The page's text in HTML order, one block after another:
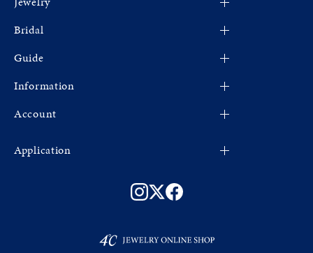
4℃
CANAL 4℃
EAU DOUCE４℃
cofl by 4℃
Bridal
婚約指輪
結婚指輪
すべてのジュエリー
新着商品
限定ジュエリー
ネックレス
Guide
ショッピングガイド
よくあるご質問
Fashion Jewelry
Information
お知らせ
プライバシーポリシー
Account
新規登録
Application